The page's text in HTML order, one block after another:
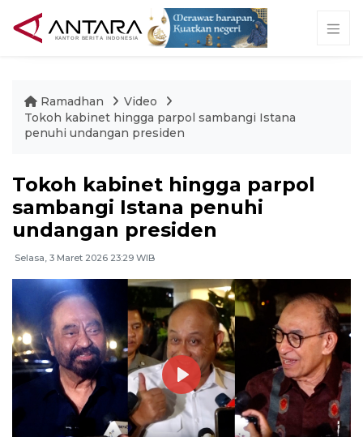
Ramadhan
Video
Tokoh kabinet hingga parpol sambangi Istana
penuhi undangan presiden
Tokoh kabinet hingga parpol
sambangi Istana penuhi
undangan presiden
Selasa, 3 Maret 2026 23:29 WIB
Play